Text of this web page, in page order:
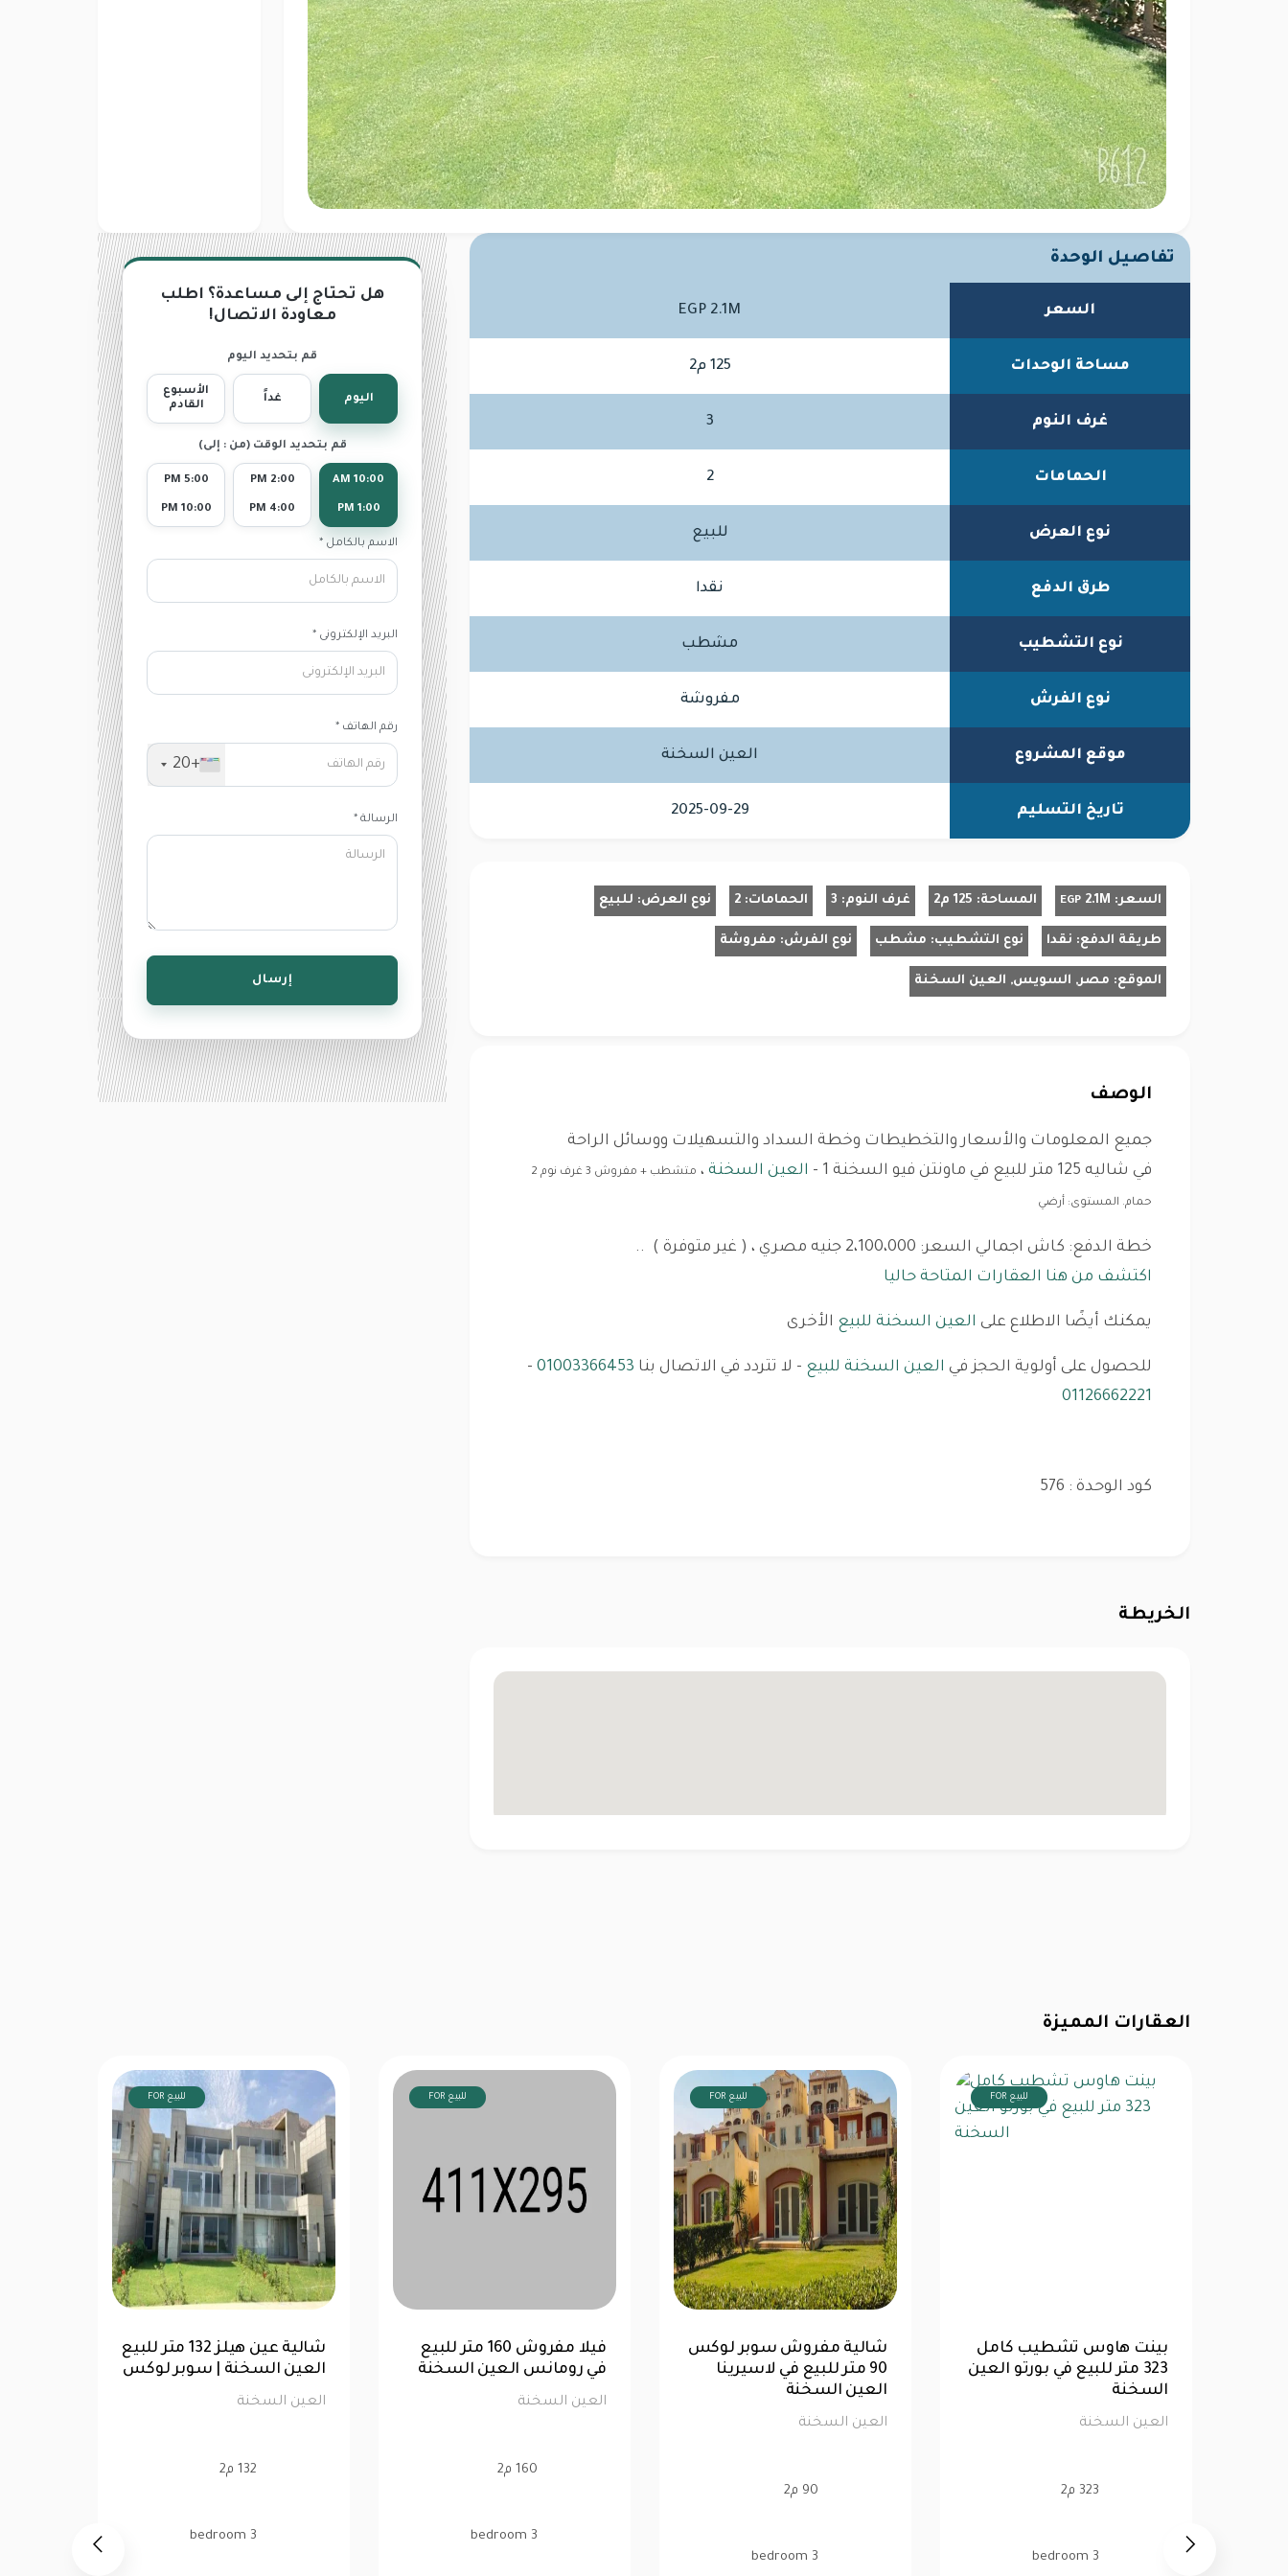
تفاصيل الوحدة
السعر EGP 2.1M
مساحة الوحدات 125 م2
غرف النوم 3
الحمامات 2
نوع العرض للبيع
طرق الدفع نقدا
نوع التشطيب مشطب
نوع الفرش مفروشة
موقع المشروع العين السخنة
تاريخ التسليم 2025-09-29
السعر: 2.1M
EGP المساحة: 125 م2 غرف النوم: 3 الحمامات: 2 نوع العرض: للبيع
طريقة الدفع: نقدا نوع التشطيب: مشطب نوع الفرش: مفروشة
الموقع: مصر, السويس, العين السخنة
الوصف
جميع المعلومات والأسعار والتخطيطات وخطة السداد والتسهيلات ووسائل الراحة
في شاليه 125 متر للبيع في ماونتن فيو السخنة 1 -
العين السخنة ، متشطب + مفروش 3 غرف نوم 2
حمام. المستوى: أرضي
خطة الدفع: كاش اجمالي السعر: 2،100،000 جنيه مصري ، ( غير متوفرة ) ..
اكتشف من هنا العقارات المتاحة حاليا
يمكنك أيضًا الاطلاع على العين السخنة للبيع الأخرى
للحصول على أولوية الحجز في العين السخنة للبيع - لا تتردد في الاتصال بنا 01003366453
-
01126662221
كود الوحدة : 576
الخريطة
هل تحتاج إلى مساعدة؟ اطلب
معاودة الاتصال!
قم بتحديد اليوم
اليوم غداً
الأسبوع
القادم
قم بتحديد الوقت (من : إلى)
10:00 AM
1:00 PM
2:00 PM
4:00 PM
5:00 PM
10:00 PM
الاسم بالكامل *
البريد الإلكترونى *
رقم الهاتف *
+20
الرسالة *
إرسال
العقارات المميزة
FOR للبيع
فيلا مفروش 160 متر للبيع
في رومانس العين السخنة
العين السخنة
160 م2
3 bedroom
FOR للبيع
شالية مفروش سوبر لوكس
90 متر للبيع في لاسيرينا
العين السخنة
FOR للبيع
بينت هاوس تشطيب كامل
323 متر للبيع في بورتو العين
السخنة
العين السخنة
323 م2
3 bedroom
FOR للبيع
توين هاوس سوبر لوكس
400 متر للبيع في لافيستا 6
العين السخنة
العين السخنة
400 م2
4 bedroom